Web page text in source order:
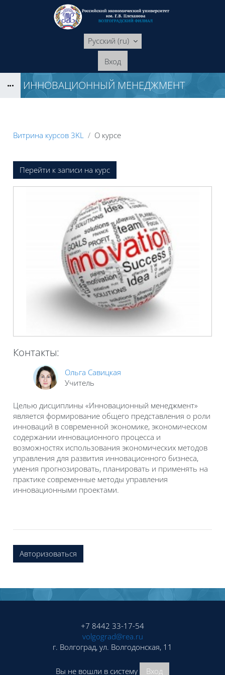
Перейти к основному содержанию
Русский ‎(ru)‎
Вход
ИННОВАЦИОННЫЙ МЕНЕДЖМЕНТ
Витрина курсов 3KL О курсе
Блоки
Перейти к записи на курс
Контакты:
Ольга Савицкая
Учитель
Целью дисциплины «Инновационный менеджмент»
является формирование общего представления о роли
инноваций в современной экономике, экономическом
содержании инновационного процесса и
возможностях использования экономических методов
управления для развития инновационного бизнеса,
умения прогнозировать, планировать и применять на
практике современные методы управления
инновационными проектами.
Авторизоваться
Блоки
+7 8442 33-17-54
volgograd@rea.ru
г. Волгоград, ул. Волгодонская, 11
Вы не вошли в систему Вход